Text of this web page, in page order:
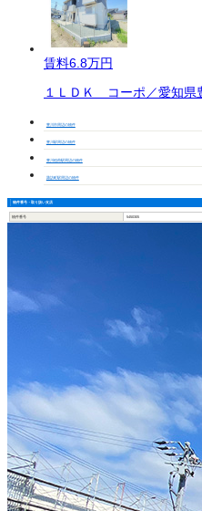
賃料6.8万円
１ＬＤＫ コーポ／愛知県
豊川市周辺の物件
豊川駅周辺の物件
豊川稲荷駅周辺の物件
諏訪町駅周辺の物件
物件番号・取り扱い支店
物件番号 5450305